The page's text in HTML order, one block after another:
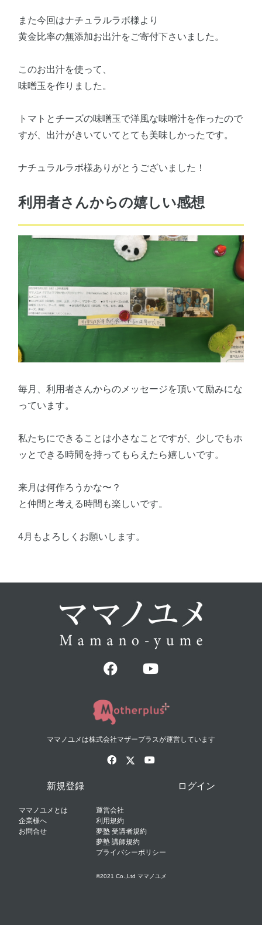
また今回はナチュラルラボ様より
黄金比率の無添加お出汁をご寄付下さいました。
このお出汁を使って、
味噌玉を作りました。
トマトとチーズの味噌玉で洋風な味噌汁を作ったので
すが、出汁がきいていてとても美味しかったです。
ナチュラルラボ様ありがとうございました！
利用者さんからの嬉しい感想
毎月、利用者さんからのメッセージを頂いて励みにな
っています。
私たちにできることは小さなことですが、少しでもホ
ッとできる時間を持ってもらえたら嬉しいです。
来月は何作ろうかな〜？
と仲間と考える時間も楽しいです。
4月もよろしくお願いします。
ママノユメは株式会社マザープラスが運営しています
新規登録 ログイン
ママノユメとは
企業様へ
お問合せ
運営会社
利用規約
夢塾 受講者規約
夢塾 講師規約
プライバシーポリシー
©2021 Co.,Ltd ママノユメ